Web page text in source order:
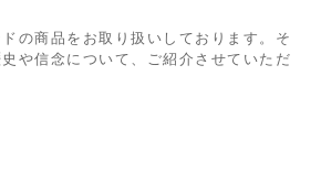
の商品をお取り扱いしております。そ
や信念について、ご紹介させていただ